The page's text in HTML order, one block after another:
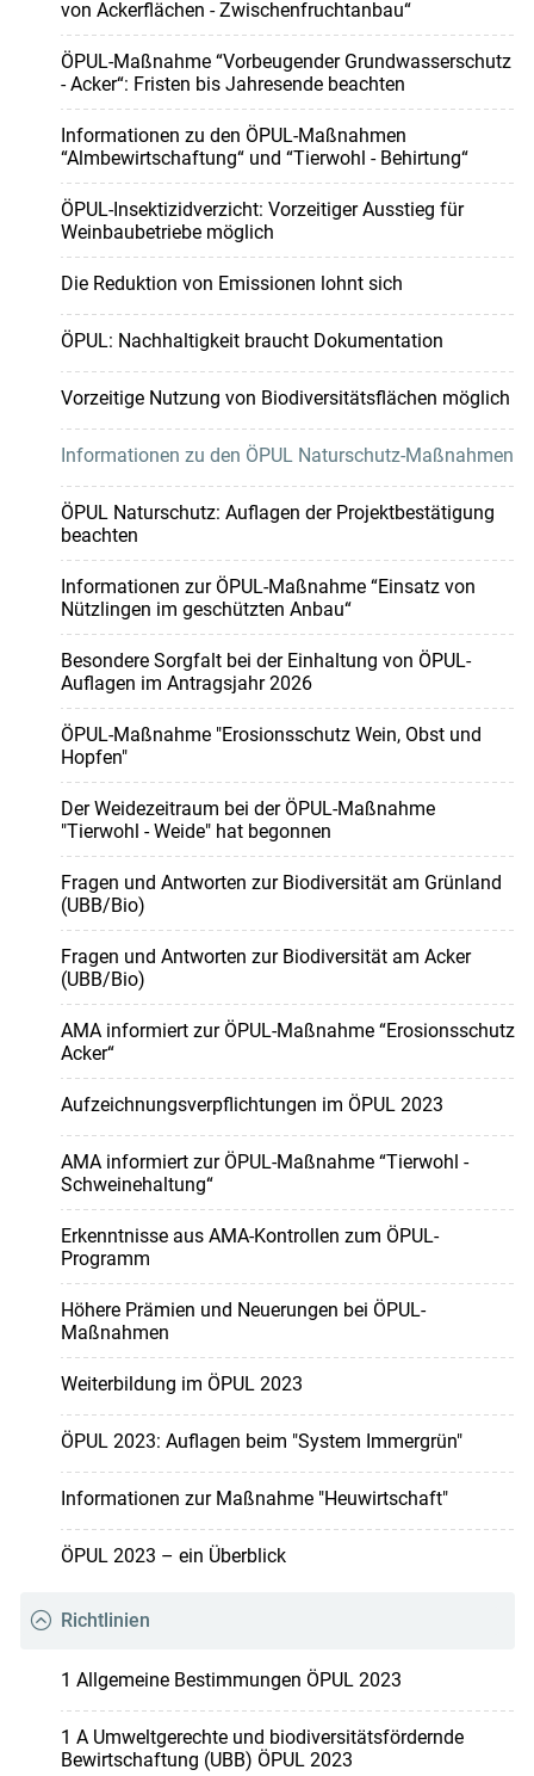
von Ackerflächen - Zwischenfruchtanbau“
ÖPUL-Maßnahme “Vorbeugender Grundwasserschutz
- Acker“: Fristen bis Jahresende beachten
Informationen zu den ÖPUL-Maßnahmen
“Almbewirtschaftung“ und “Tierwohl - Behirtung“
ÖPUL-Insektizidverzicht: Vorzeitiger Ausstieg für
Weinbaubetriebe möglich
Die Reduktion von Emissionen lohnt sich
ÖPUL: Nachhaltigkeit braucht Dokumentation
Vorzeitige Nutzung von Biodiversitätsflächen möglich
Informationen zu den ÖPUL Naturschutz-Maßnahmen
ÖPUL Naturschutz: Auflagen der Projektbestätigung
beachten
Informationen zur ÖPUL-Maßnahme “Einsatz von
Nützlingen im geschützten Anbau“
Besondere Sorgfalt bei der Einhaltung von ÖPUL-
Auflagen im Antragsjahr 2026
ÖPUL-Maßnahme "Erosionsschutz Wein, Obst und
Hopfen"
Der Weidezeitraum bei der ÖPUL-Maßnahme
"Tierwohl - Weide" hat begonnen
Fragen und Antworten zur Biodiversität am Grünland
(UBB/Bio)
Fragen und Antworten zur Biodiversität am Acker
(UBB/Bio)
AMA informiert zur ÖPUL-Maßnahme “Erosionsschutz
Acker“
Aufzeichnungsverpflichtungen im ÖPUL 2023
AMA informiert zur ÖPUL-Maßnahme “Tierwohl -
Schweinehaltung“
Erkenntnisse aus AMA-Kontrollen zum ÖPUL-
Programm
Höhere Prämien und Neuerungen bei ÖPUL-
Maßnahmen
Weiterbildung im ÖPUL 2023
ÖPUL 2023: Auflagen beim "System Immergrün"
Informationen zur Maßnahme "Heuwirtschaft"
ÖPUL 2023 – ein Überblick
Richtlinien
1 Allgemeine Bestimmungen ÖPUL 2023
1 A Umweltgerechte und biodiversitätsfördernde
Bewirtschaftung (UBB) ÖPUL 2023